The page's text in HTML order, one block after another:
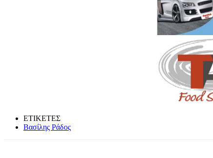
ΕΤΙΚΕΤΕΣ
Βασίλης Ράδος